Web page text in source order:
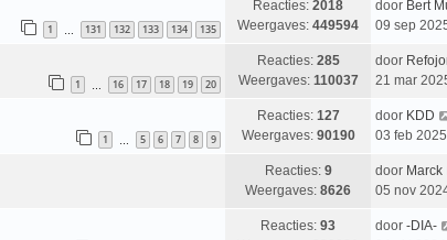
1 131 132 133 134 135
Reacties: 2018
Weergaves: 449594
door Bert
09 sep
1 16 17 18 19 20
Reacties: 285
Weergaves: 110037
door
21 mar
1 5 6 7 8 9
Reacties: 127
Weergaves: 90190
door KDD
03 feb
Reacties: 9
Weergaves: 8626
door Marck
05 nov
Reacties: 93
door -DIA-